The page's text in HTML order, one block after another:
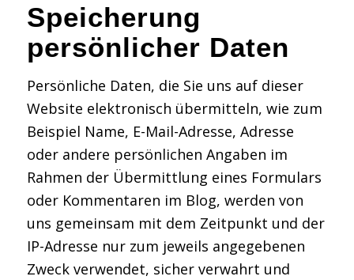
Speicherung
persönlicher Daten
Persönliche Daten, die Sie uns auf dieser
Website elektronisch übermitteln, wie zum
Beispiel Name, E-Mail-Adresse, Adresse
oder andere persönlichen Angaben im
Rahmen der Übermittlung eines Formulars
oder Kommentaren im Blog, werden von
uns gemeinsam mit dem Zeitpunkt und der
IP-Adresse nur zum jeweils angegebenen
Zweck verwendet, sicher verwahrt und